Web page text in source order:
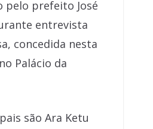
pelo prefeito José
entrevista
concedida nesta
Palácio da
são Ara Ketu